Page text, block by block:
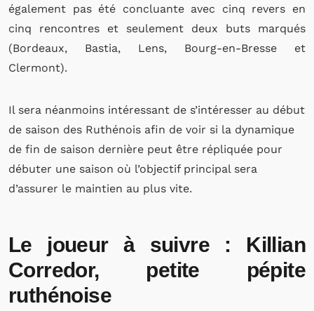
également pas été concluante avec cinq revers en
cinq rencontres et seulement deux buts marqués
(Bordeaux, Bastia, Lens, Bourg-en-Bresse et
Clermont).
Il sera néanmoins intéressant de s’intéresser au début
de saison des Ruthénois afin de voir si la dynamique
de fin de saison dernière peut être répliquée pour
débuter une saison où l’objectif principal sera
d’assurer le maintien au plus vite.
Le joueur à suivre : Killian
Corredor, petite pépite
ruthénoise